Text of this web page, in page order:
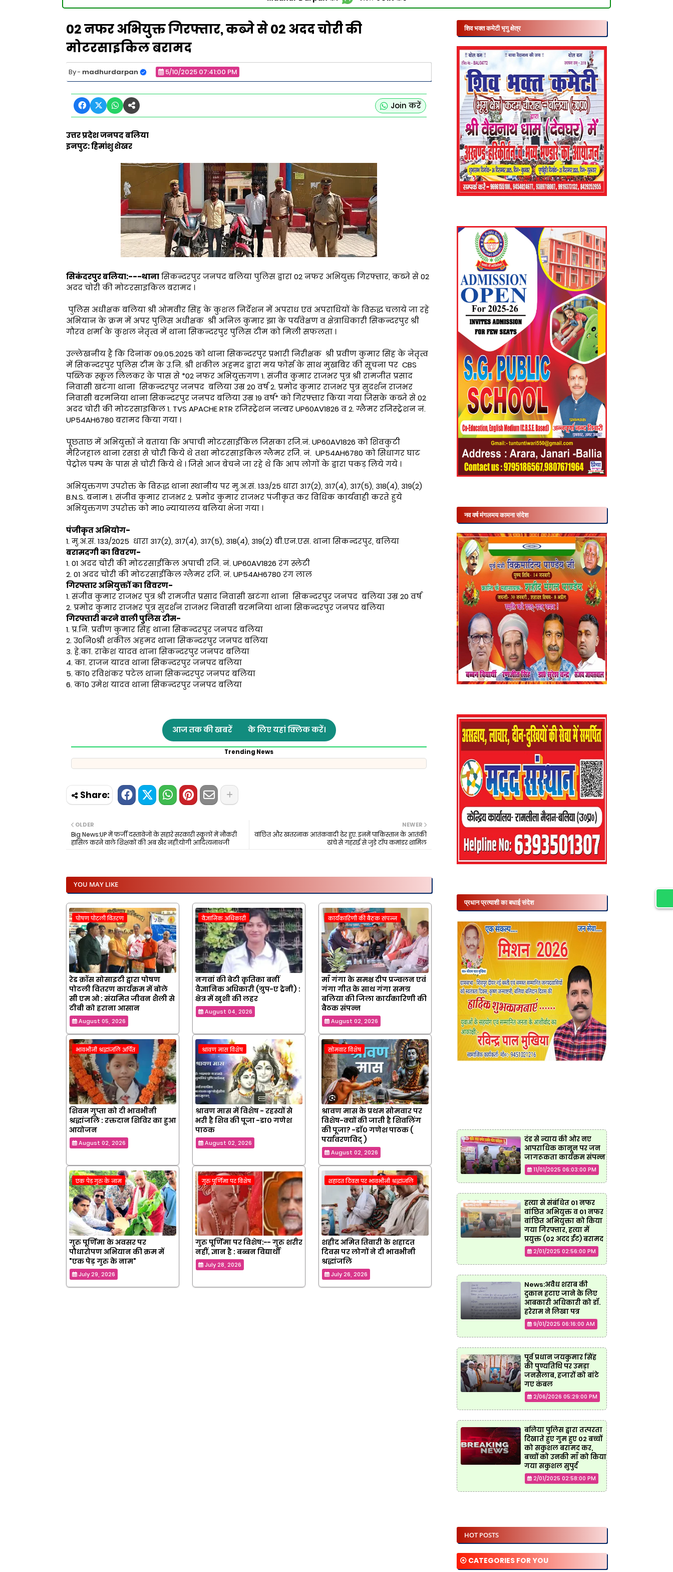
02 नफर अभियुक्त गिरफ्तार, कब्जे से 02 अदद चोरी की
मोटरसाइकिल बरामद
madhurdarpan 5/10/2025 07:41:00 PM
Join करें
उत्तर प्रदेश जनपद बलिया
इनपुट: हिमांशु शेखर
सिकंदरपुर बलिया:---थानासिकन्दरपुर जनपद बलिया पुलिस द्वारा 02 नफर अभियुक्त गिरफ्तार, कब्जे से 02
अदद चोरी की मोटरसाइकिल बरामद ।
पुलिस अधीक्षक बलिया श्री ओमवीर सिंह के कुशल निर्देशन में अपराध एवं अपराधियों के विरुद्ध चलाये जा रहे
अभियान के क्रम में अपर पुलिस अधीक्षक श्री अनिल कुमार झा के पर्यवेक्षण व क्षेत्राधिकारी सिकन्दरपुर श्री
गौरव शर्मा के कुशल नेतृत्व में थाना सिकन्दरपुर पुलिस टीम को मिली सफलता ।
उल्लेखनीय है कि दिनांक 09.05.2025 को थाना सिकन्दरपुर प्रभारी निरीक्षक श्री प्रवीण कुमार सिंह के नेतृत्व
में सिकन्दरपुर पुलिस टीम के उ.नि. श्री शकील अहमद द्वारा मय फोर्स के साथ मुखबिर की सूचना पर CBS
पब्लिक स्कूल लिलकर के पास से *02 नफर अभियुक्तगण 1. संजीव कुमार राजभर पुत्र श्री रामजीत प्रसाद
निवासी खटंगा थाना सिकन्दरपुर जनपद बलिया उम्र 20 वर्ष 2. प्रमोद कुमार राजभर पुत्र सुदर्शन राजभर
निवासी बरमनिया थाना सिकन्दरपुर जनपद बलिया उम्र 19 वर्ष* को गिरफ्तार किया गया जिसके कब्जे से 02
अदद चोरी की मोटरसाइकिल 1. TVS APACHE RTR रजिस्ट्रेशन नम्बर UP60AV1826 व 2. ग्लैमर रजिस्ट्रेशन नं.
UP54AH6780 बरामद किया गया ।
पूछताछ में अभियुक्तों ने बताया कि अपाची मोटरसाईकिल जिसका रजि.नं. UP60AV1826 को शिवकुटी
मैरिजहाल थाना रसडा से चोरी किये थे तथा मोटरसाइकिल ग्लैमर रजि. नं. UP54AH6780 को सिधागर घाट
पेट्रोल पम्प के पास से चोरी किये थे । जिसे आज बेचने जा रहे थे कि आप लोगों के द्वारा पकड़ लिये गये ।
अभियुक्तगण उपरोक्त के विरूद्ध थाना स्थानीय पर मु.अ.सं. 133/25 धारा 317(2), 317(4), 317(5), 318(4), 319(2)
B.N.S. बनाम 1. संजीव कुमार राजभर 2. प्रमोद कुमार राजभर पंजीकृत कर विधिक कार्यवाही करते हुये
अभियुक्तगण उपरोक्त को मा0 न्यायालय बलिया भेजा गया ।
पंजीकृत अभियोग-
1. मु.अ.सं. 133/2025 धारा 317(2), 317(4), 317(5), 318(4), 319(2) बी.एन.एस. थाना सिकन्दरपुर, बलिया
बरामदगी का विवरण-
1. 01 अदद चोरी की मोटरसाईकिल अपाची रजि. नं. UP60AV1826 रंग स्लेटी
2. 01 अदद चोरी की मोटरसाईकिल ग्लैमर रजि. नं. UP54AH6780 रंग लाल
गिरफ्तार अभियुक्तों का विवरण-
1. संजीव कुमार राजभर पुत्र श्री रामजीत प्रसाद निवासी खटंगा थाना सिकन्दरपुर जनपद बलिया उम्र 20 वर्ष
2. प्रमोद कुमार राजभर पुत्र सुदर्शन राजभर निवासी बरमनिया थाना सिकन्दरपुर जनपद बलिया
गिरफ्तारी करने वाली पुलिस टीम-
1. प्र.नि. प्रवीण कुमार सिंह थाना सिकन्दरपुर जनपद बलिया
2. उ0नि0श्री शकील अहमद थाना सिकन्दरपुर जनपद बलिया
3. हे.का. राकेश यादव थाना सिकन्दरपुर जनपद बलिया
4. का. राजन यादव थाना सिकन्दरपुर जनपद बलिया
5. का0 रविशंकर पटेल थाना सिकन्दरपुर जनपद बलिया
6. का0 उमेश यादव थाना सिकन्दरपुर जनपद बलिया
आज तक की खबरें के लिए यहां क्लिक करें।
Trending News
NEWER
वांछित और खतरनाक आतंकवादी ढेर हुए. इनमें पाकिस्तान के आतंकी
ढांचे से गहराई से जुड़े टॉप कमांडर शामिल
OLDER
Big News:UP में फर्जी दस्तावेजों के सहारे सरकारी स्कूलों में नौकरी
हासिल करने वाले शिक्षकों की अब खैर नहीं:योगी आदित्यनाथजी
YOU MAY LIKE
पोषण पोटली वितरण
रेड क्रॉस सोसाइटी द्वारा पोषण
पोटली वितरण कार्यक्रम में बोले
सी एम ओ : संयमित जीवन शैली से
टीबी को हराना आसान
August 05, 2026
वैज्ञानिक अधिकारी
नगवां की बेटी कृतिका बनीं
वैज्ञानिक अधिकारी (ग्रुप-ए ट्रेनी) :
क्षेत्र में खुशी की लहर
August 04, 2026
कार्यकारिणी की बैठक संपन्न
माँ गंगा के समक्ष दीप प्रज्वलन एवं
गंगा गीत के साथ गंगा समग्र
बलिया की जिला कार्यकारिणी की
बैठक संपन्न
August 02, 2026
भावभीनी श्रद्धांजलि अर्पित
शिवम गुप्ता को दी भावभीनी
श्रद्धांजलि : रक्तदान शिविर का हुआ
आयोजन
August 02, 2026
श्रावण मास विशेष
श्रावण मास में विशेष - रहस्यों से
भरी है शिव की पूजा -डा० गणेश
पाठक
August 02, 2026
सोमवार विशेष
श्रावण मास के प्रथम सोमवार पर
विशेष-क्यों की जाती है शिवलिंग
की पूजा? -डाॅ० गणेश पाठक (
पर्यावरणविद् )
August 02, 2026
एक पेड़ गुरु के नाम
गुरु पूर्णिमा के अवसर पर
पौधारोपण अभियान की क्रम में
"एक पेड़ गुरु के नाम"
July 29, 2026
गुरु पूर्णिमा पर विशेष
गुरु पूर्णिमा पर विशेष:-- गुरु शरीर
नहीं, ज्ञान है : बब्बन विद्यार्थी
July 28, 2026
शहादत दिवस पर भावभीनी श्रद्धांजलि
शहीद अमित तिवारी के शहादत
दिवस पर लोगों ने दी भावभीनी
श्रद्धांजलि
July 26, 2026
शिव भक्त कमेटी भृगु क्षेत्र
नव वर्ष मंगलमय कामना संदेश
प्रधान प्रत्याशी का बधाई संदेश
दंड से न्याय की ओर नए
आपराधिक कानून पर जन
जागरूकता कार्यक्रम संपन्न
11/01/2025 06:03:00 PM
हत्या से संबंधित 01 नफर
वांछित अभियुक्त व 01 नफर
वांछित अभियुक्ता को किया
गया गिरफ्तार, हत्या में
प्रयुक्त (02 अदद ईंट) बरामद
2/01/2025 02:56:00 PM
News:अवैध शराब की
दुकान हटाए जाने के लिए
आबकारी अधिकारी को डॉ.
हरेराम ने लिखा पत्र
9/01/2025 06:16:00 AM
पूर्व प्रधान जयकुमार सिंह
की पुण्यतिथि पर उमड़ा
जनसैलाब, हजारों को बांटे
गए कंबल
2/06/2026 05:29:00 PM
बलिया पुलिस द्वारा तत्परता
दिखाते हुए गुम हुए 02 बच्चों
को सकुशल बरामद कर,
बच्चों को उनकी माँ को किया
गया सकुशल सुपुर्द
2/01/2025 02:58:00 PM
HOT POSTS
⦿ CATEGORIES FOR YOU